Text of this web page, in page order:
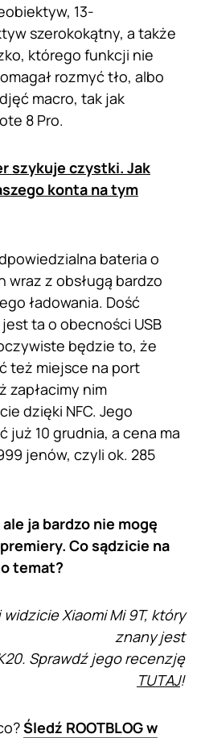
13-
szerokokątny, a także
którego funkcji nie
rozmyć tło, albo
macro, tak jak
8 Pro.
szykuje czystki. Jak
konta na tym
bateria o
wraz z obsługą bardzo
ładowania. Dość
ta o obecności USB
będzie to, że
też miejsce na port
zapłacimy nim
dzięki NFC. Jego
już 10 grudnia, a cena ma
jenów, czyli ok. 285
ja bardzo nie mogę
Co sądzicie na
temat?
Xiaomi Mi 9T, który
znany jest
Sprawdź jego recenzję
TUTAJ!
Śledź ROOTBLOG w